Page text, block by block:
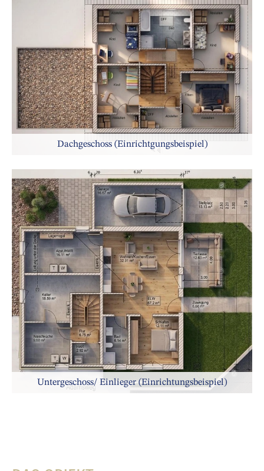
Dachgeschoss (Einrichtgungsbeispiel)
Untergeschoss/ Einlieger (Einrichtungsbeispiel)